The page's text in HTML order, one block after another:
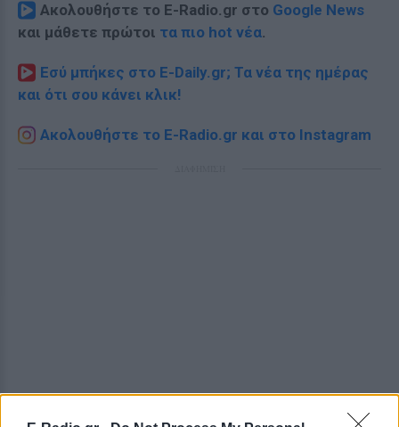
Ακολουθήστε το E-Radio.gr στο Google News
και μάθετε πρώτοι τα πιο hot νέα.
Εσύ μπήκες στο E-Daily.gr; Τα νέα της ημέρας
και ότι σου κάνει κλικ!
Ακολουθήστε το E-Radio.gr και στο Instagram